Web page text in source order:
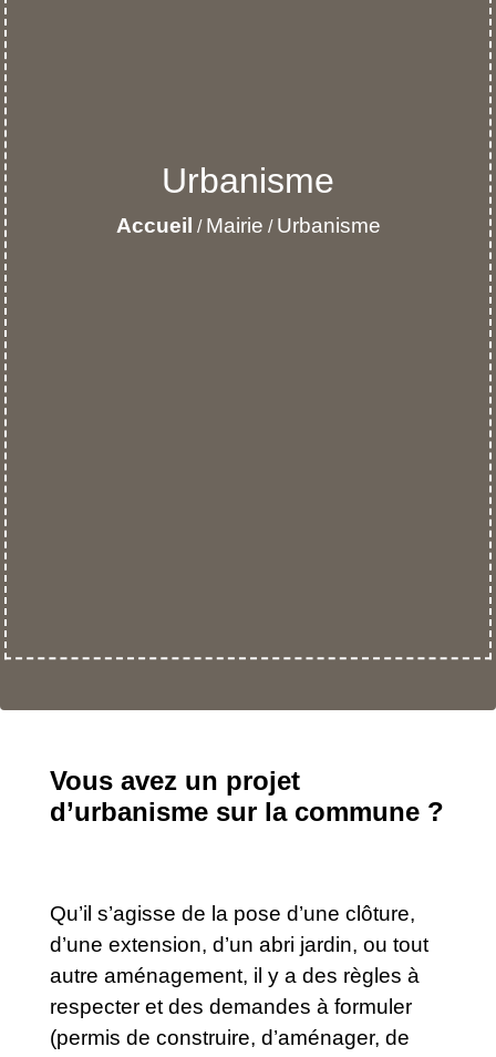
Urbanisme
Accueil / Mairie / Urbanisme
Vous avez un projet
d’urbanisme sur la commune ?
Qu’il s’agisse de la pose d’une clôture,
d’une extension, d’un abri jardin, ou tout
autre aménagement, il y a des règles à
respecter et des demandes à formuler
(permis de construire, d’aménager, de